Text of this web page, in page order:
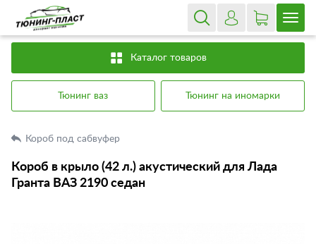
Каталог товаров
Тюнинг ваз Тюнинг на иномарки
Короб под сабвуфер
Короб в крыло (42 л.) акустический для Лада
Гранта ВАЗ 2190 седан